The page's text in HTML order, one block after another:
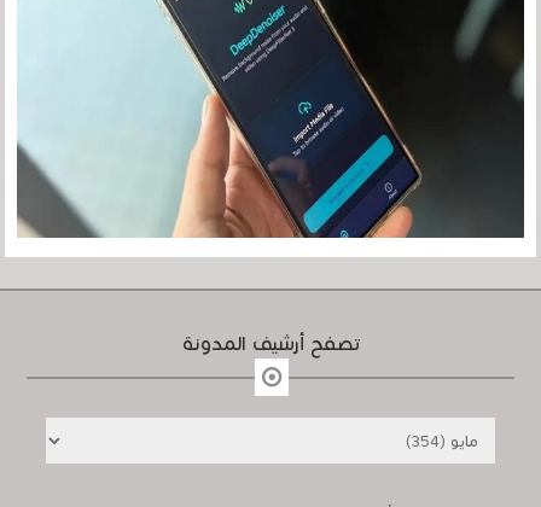
تصفح أرشيف المدونة